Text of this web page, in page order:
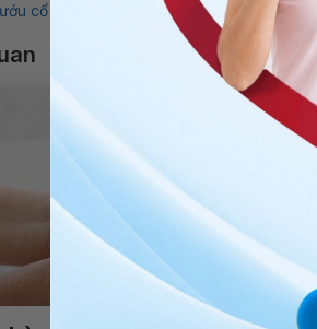
cổ Dinh dưỡng cho người